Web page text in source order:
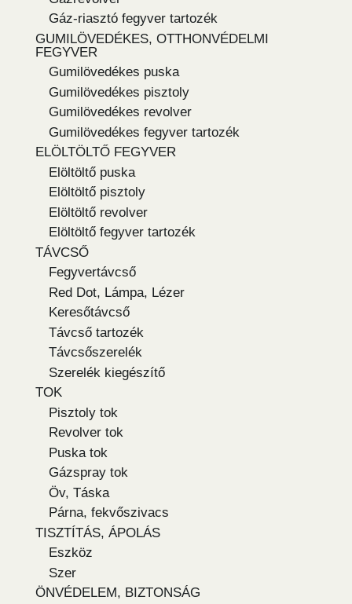
Gáz-riasztó fegyver tartozék
GUMILÖVEDÉKES, OTTHONVÉDELMI
FEGYVER
Gumilövedékes puska
Gumilövedékes pisztoly
Gumilövedékes revolver
Gumilövedékes fegyver tartozék
ELÖLTÖLTŐ FEGYVER
Elöltöltő puska
Elöltöltő pisztoly
Elöltöltő revolver
Elöltöltő fegyver tartozék
TÁVCSŐ
Fegyvertávcső
Red Dot, Lámpa, Lézer
Keresőtávcső
Távcső tartozék
Távcsőszerelék
Szerelék kiegészítő
TOK
Pisztoly tok
Revolver tok
Puska tok
Gázspray tok
Öv, Táska
Párna, fekvőszivacs
TISZTÍTÁS, ÁPOLÁS
Eszköz
Szer
ÖNVÉDELEM, BIZTONSÁG